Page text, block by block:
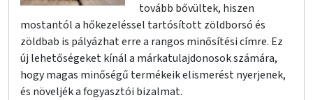
tovább bővültek, hiszen
mostantól a hőkezeléssel tartósított zöldborsó és
zöldbab is pályázhat erre a rangos minősítési címre. Ez
új lehetőségeket kínál a márkatulajdonosok számára,
hogy magas minőségű termékeik elismerést nyerjenek,
és növeljék a fogyasztói bizalmat.